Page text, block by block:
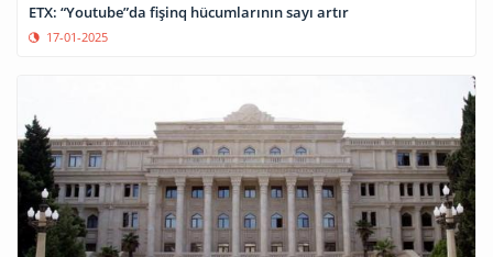
ETX: “Youtube”da fişinq hücumlarının sayı artır
17-01-2025